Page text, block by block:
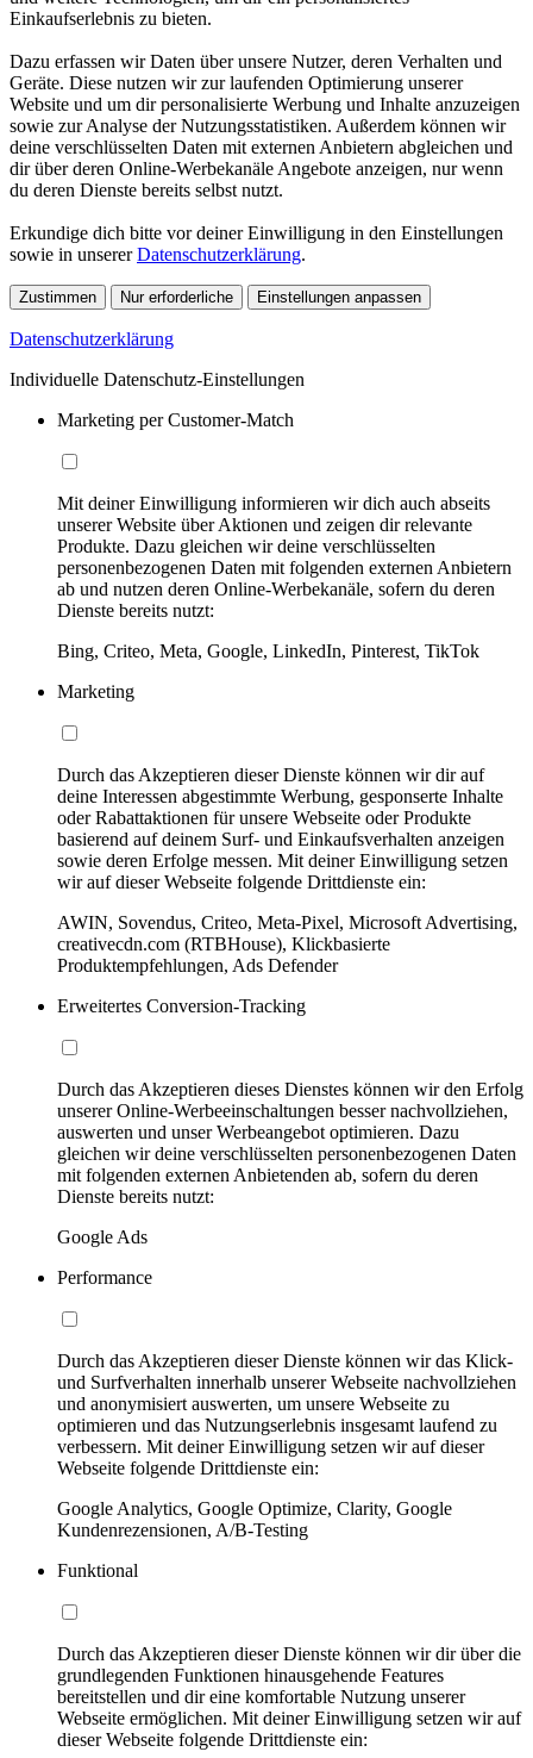
Einkaufserlebnis zu bieten.
Dazu erfassen wir Daten über unsere Nutzer, deren Verhalten und
Geräte. Diese nutzen wir zur laufenden Optimierung unserer
Website und um dir personalisierte Werbung und Inhalte anzuzeigen
sowie zur Analyse der Nutzungsstatistiken. Außerdem können wir
deine verschlüsselten Daten mit externen Anbietern abgleichen und
dir über deren Online-Werbekanäle Angebote anzeigen, nur wenn
du deren Dienste bereits selbst nutzt.
Erkundige dich bitte vor deiner Einwilligung in den Einstellungen
sowie in unsererDatenschutzerklärung.
Zustimmen Nur erforderliche Einstellungen anpassen
Datenschutzerklärung
Individuelle Datenschutz-Einstellungen
Marketing per Customer-Match
Mit deiner Einwilligung informieren wir dich auch abseits
unserer Website über Aktionen und zeigen dir relevante
Produkte. Dazu gleichen wir deine verschlüsselten
personenbezogenen Daten mit folgenden externen Anbietern
ab und nutzen deren Online-Werbekanäle, sofern du deren
Dienste bereits nutzt:
Bing, Criteo, Meta, Google, LinkedIn, Pinterest, TikTok
Marketing
Durch das Akzeptieren dieser Dienste können wir dir auf
deine Interessen abgestimmte Werbung, gesponserte Inhalte
oder Rabattaktionen für unsere Webseite oder Produkte
basierend auf deinem Surf- und Einkaufsverhalten anzeigen
sowie deren Erfolge messen. Mit deiner Einwilligung setzen
wir auf dieser Webseite folgende Drittdienste ein:
AWIN, Sovendus, Criteo, Meta-Pixel, Microsoft Advertising,
creativecdn.com (RTBHouse), Klickbasierte
Produktempfehlungen, Ads Defender
Erweitertes Conversion-Tracking
Durch das Akzeptieren dieses Dienstes können wir den Erfolg
unserer Online-Werbeeinschaltungen besser nachvollziehen,
auswerten und unser Werbeangebot optimieren. Dazu
gleichen wir deine verschlüsselten personenbezogenen Daten
mit folgenden externen Anbietenden ab, sofern du deren
Dienste bereits nutzt:
Google Ads
Performance
Durch das Akzeptieren dieser Dienste können wir das Klick-
und Surfverhalten innerhalb unserer Webseite nachvollziehen
und anonymisiert auswerten, um unsere Webseite zu
optimieren und das Nutzungserlebnis insgesamt laufend zu
verbessern. Mit deiner Einwilligung setzen wir auf dieser
Webseite folgende Drittdienste ein:
Google Analytics, Google Optimize, Clarity, Google
Kundenrezensionen, A/B-Testing
Funktional
Durch das Akzeptieren dieser Dienste können wir dir über die
grundlegenden Funktionen hinausgehende Features
bereitstellen und dir eine komfortable Nutzung unserer
Webseite ermöglichen. Mit deiner Einwilligung setzen wir auf
dieser Webseite folgende Drittdienste ein: